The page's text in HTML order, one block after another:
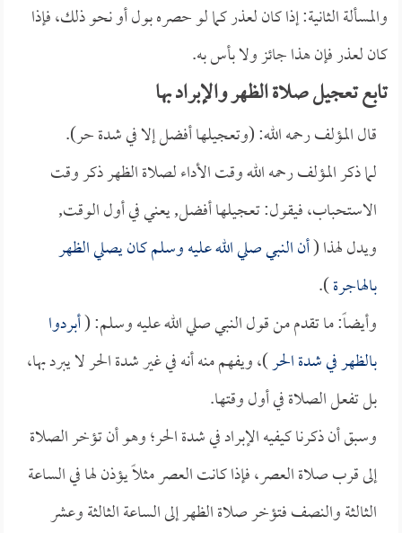
والمسألة الثانية: إذا كان لعذر كما لو حصره بول أو نحو ذلك، فإذا
كان لعذر فإن هذا جائز ولا بأس به.
تابع تعجيل صلاة الظهر والإبراد بها
قال المؤلف رحمه الله: (وتعجيلها أفضل إلا في شدة حر).
لما ذكر المؤلف رحمه الله وقت الأداء لصلاة الظهر ذكر وقت
الاستحباب، فيقول: تعجيلها أفضل, يعني في أول الوقت,
ويدل لهذا (أن النبي صلي الله عليه وسلم كان يصلي الظهر
بالهاجرة).
وأيضاً: ما تقدم من قول النبي صلي الله عليه وسلم: (أبردوا
بالظهر في شدة الحر)، ويفهم منه أنه في غير شدة الحر لا يبرد بها،
بل تفعل الصلاة في أول وقتها.
وسبق أن ذكرنا كيفيه الإبراد في شدة الحر؛ وهو أن تؤخر الصلاة
إلى قرب صلاة العصر، فإذا كانت العصر مثلاً يؤذن لها في الساعة
الثالثة والنصف فتؤخر صلاة الظهر إلى الساعة الثالثة وعشر